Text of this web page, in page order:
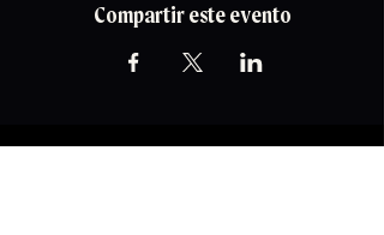
Compartir este evento